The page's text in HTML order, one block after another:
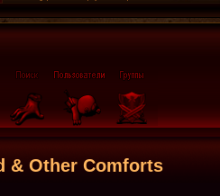
& Other Comforts